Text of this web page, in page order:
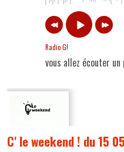
Radio G!
vous allez écouter
C' le weekend ! du 15